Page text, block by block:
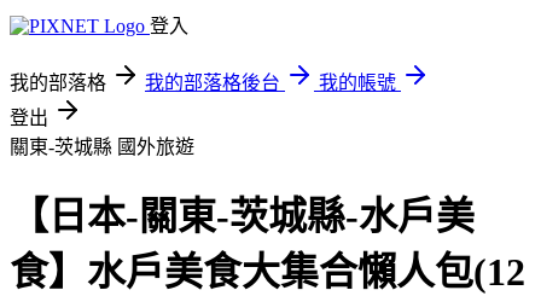
登入
我的部落格 我的部落格後台
我的帳號
登出
關東-茨城縣 國外旅遊
【日本-關東-茨城縣-水戶美
食】水戶美食大集合懶人包(12